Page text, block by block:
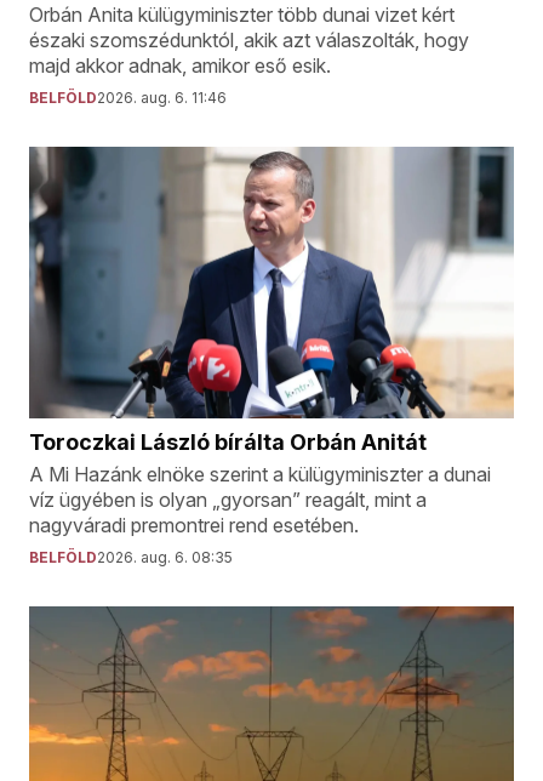
Orbán Anita külügyminiszter több dunai vizet kért
északi szomszédunktól, akik azt válaszolták, hogy
majd akkor adnak, amikor eső esik.
BELFÖLD2026. aug. 6. 11:46
Toroczkai László bírálta Orbán Anitát
A Mi Hazánk elnöke szerint a külügyminiszter a dunai
víz ügyében is olyan „gyorsan” reagált, mint a
nagyváradi premontrei rend esetében.
BELFÖLD2026. aug. 6. 08:35